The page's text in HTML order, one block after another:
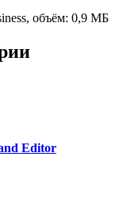
объём: 0,9 МБ
Editor